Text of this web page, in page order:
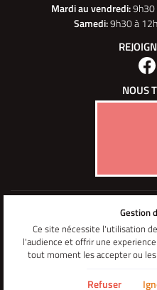
Mardi au vendredi:
Samedi:9h30 à
NOUS
Conditions
Politique
Gestion
PM 2 et 3
Gestion
Ce site nécessite l'utilisation
l'audience et offrir une
tout moment les accepter ou
Refuser